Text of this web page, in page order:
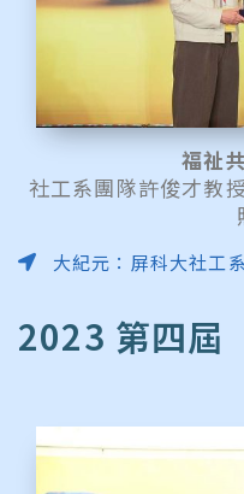
福祉
社工系團隊許俊才教
大紀元：屏科大社工
2023 第四屆